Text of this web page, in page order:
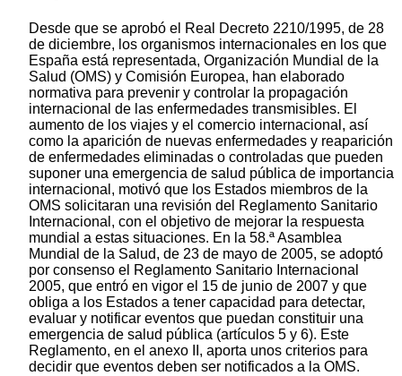
Desde que se aprobó el Real Decreto 2210/1995, de 28
de diciembre, los organismos internacionales en los que
España está representada, Organización Mundial de la
Salud (OMS) y Comisión Europea, han elaborado
normativa para prevenir y controlar la propagación
internacional de las enfermedades transmisibles. El
aumento de los viajes y el comercio internacional, así
como la aparición de nuevas enfermedades y reaparición
de enfermedades eliminadas o controladas que pueden
suponer una emergencia de salud pública de importancia
internacional, motivó que los Estados miembros de la
OMS solicitaran una revisión del Reglamento Sanitario
Internacional, con el objetivo de mejorar la respuesta
mundial a estas situaciones. En la 58.ª Asamblea
Mundial de la Salud, de 23 de mayo de 2005, se adoptó
por consenso el Reglamento Sanitario Internacional
2005, que entró en vigor el 15 de junio de 2007 y que
obliga a los Estados a tener capacidad para detectar,
evaluar y notificar eventos que puedan constituir una
emergencia de salud pública (artículos 5 y 6). Este
Reglamento, en el anexo II, aporta unos criterios para
decidir que eventos deben ser notificados a la OMS.